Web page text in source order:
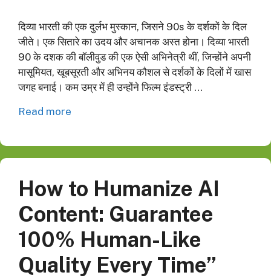
दिव्या भारती की एक दुर्लभ मुस्कान, जिसने 90s के दर्शकों के दिल
जीते। एक सितारे का उदय और अचानक अस्त होना। दिव्या भारती
90 के दशक की बॉलीवुड की एक ऐसी अभिनेत्री थीं, जिन्होंने अपनी
मासूमियत, खूबसूरती और अभिनय कौशल से दर्शकों के दिलों में खास
जगह बनाई। कम उम्र में ही उन्होंने फिल्म इंडस्ट्री …
Read more
How to Humanize AI
Content: Guarantee
100% Human-Like
Quality Every Time”